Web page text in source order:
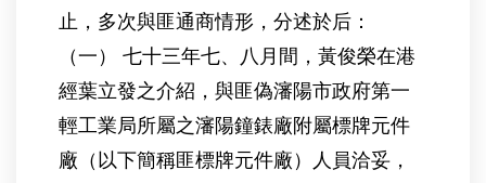
止，多次與匪通商情形，分述於后：
（一） 七十三年七、八月間，黃俊榮在港
經葉立發之介紹，與匪偽瀋陽市政府第一
輕工業局所屬之瀋陽鐘錶廠附屬標牌元件
廠（以下簡稱匪標牌元件廠）人員洽妥，